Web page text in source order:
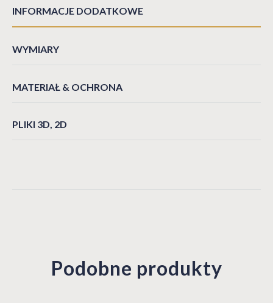
INFORMACJE DODATKOWE
WYMIARY
MATERIAŁ & OCHRONA
PLIKI 3D, 2D
Podobne produkty